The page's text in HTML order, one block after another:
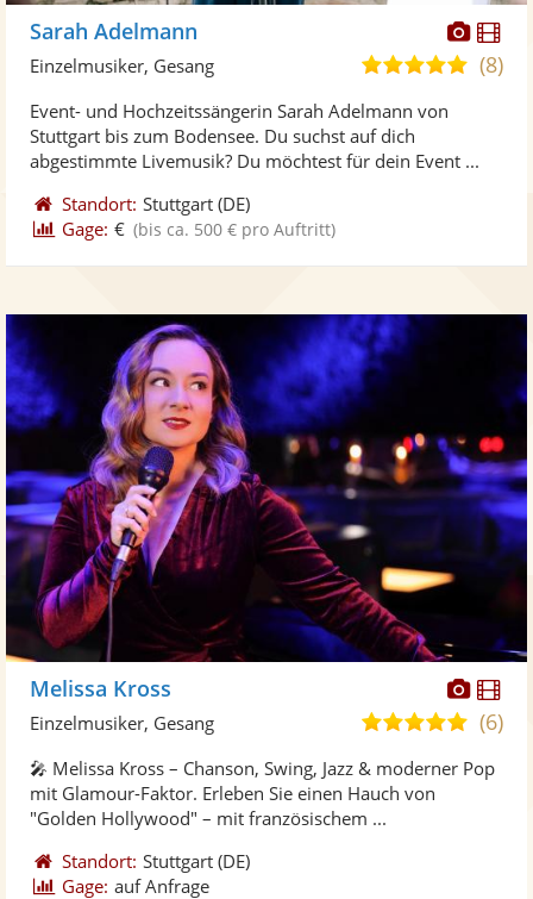
Sarah Adelmann
5,0(8)
Einzelmusiker, Gesang
Event- und Hochzeitssängerin Sarah Adelmann von
Stuttgart bis zum Bodensee. Du suchst auf dich
abgestimmte Livemusik? Du möchtest für dein Event ...
Standort: Stuttgart (DE)
Gage: € (bis ca. 500 € pro Auftritt)
Fotos
Melissa Kross
5,0
5
(6)
Einzelmusiker, Gesang
🎤 Melissa Kross – Chanson, Swing, Jazz & moderner Pop
mit Glamour-Faktor. Erleben Sie einen Hauch von
"Golden Hollywood" – mit französischem ...
Standort: Stuttgart (DE)
Gage: auf Anfrage